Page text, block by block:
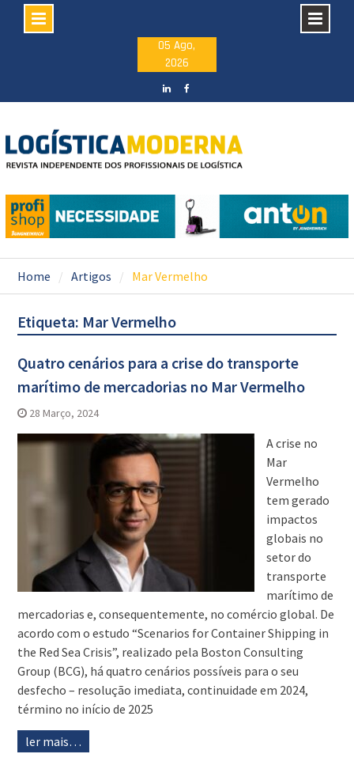
05 Ago,
2026
Home Artigos Mar Vermelho
Etiqueta: Mar Vermelho
Quatro cenários para a crise do transporte
marítimo de mercadorias no Mar Vermelho
28 Março, 2024
A crise no
Mar
Vermelho
tem gerado
impactos
globais no
setor do
transporte
marítimo de
mercadorias e, consequentemente, no comércio global. De
acordo com o estudo “Scenarios for Container Shipping in
the Red Sea Crisis”, realizado pela Boston Consulting
Group (BCG), há quatro cenários possíveis para o seu
desfecho – resolução imediata, continuidade em 2024,
término no início de 2025
ler mais…